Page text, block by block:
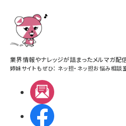
業界情報やナレッジが詰まったメルマガ配
姉妹サイトもぜひ： ネッ担・ ネッ担お悩み相談